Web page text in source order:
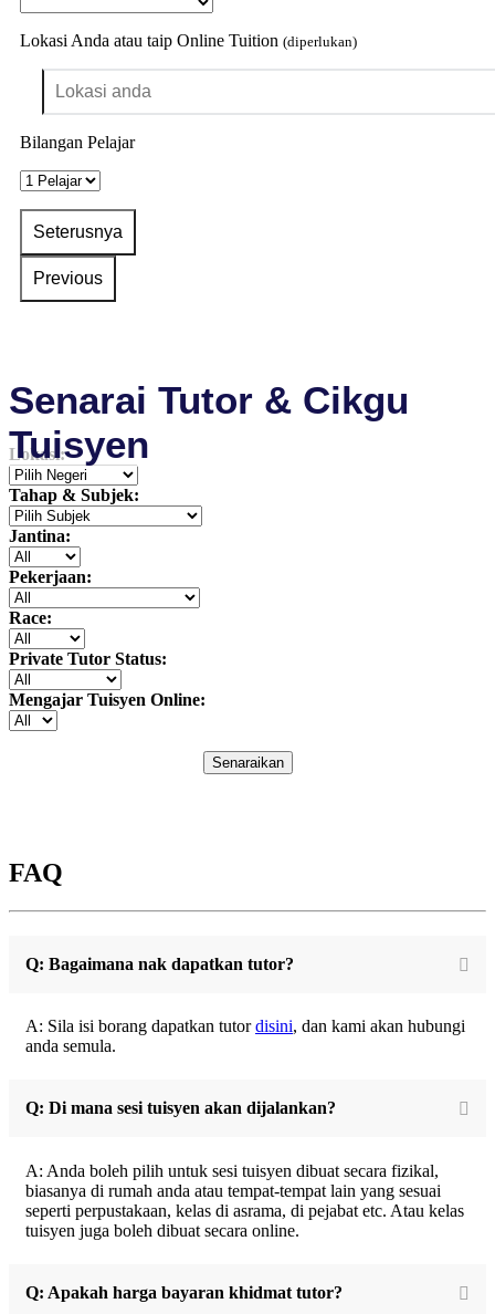
Lokasi Anda atau taip Online Tuition (diperlukan)
Bilangan Pelajar
Senarai Tutor & Cikgu
Tuisyen
Lokasi:
Tahap & Subjek:
Jantina:
Pekerjaan:
Race:
Private Tutor Status:
Mengajar Tuisyen Online:
Senaraikan
FAQ
Q: Bagaimana nak dapatkan tutor?
A: Sila isi borang dapatkan tutordisini, dan kami akan hubungi
anda semula.
Q: Di mana sesi tuisyen akan dijalankan?
A: Anda boleh pilih untuk sesi tuisyen dibuat secara fizikal,
biasanya di rumah anda atau tempat-tempat lain yang sesuai
seperti perpustakaan, kelas di asrama, di pejabat etc. Atau kelas
tuisyen juga boleh dibuat secara online.
Q: Apakah harga bayaran khidmat tutor?